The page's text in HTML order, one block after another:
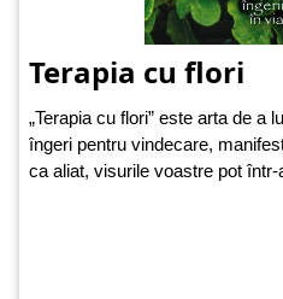
Terapia cu flori
„Terapia cu flori” este arta de a
îngeri pentru vindecare,
ca aliat, visurile voastre pot